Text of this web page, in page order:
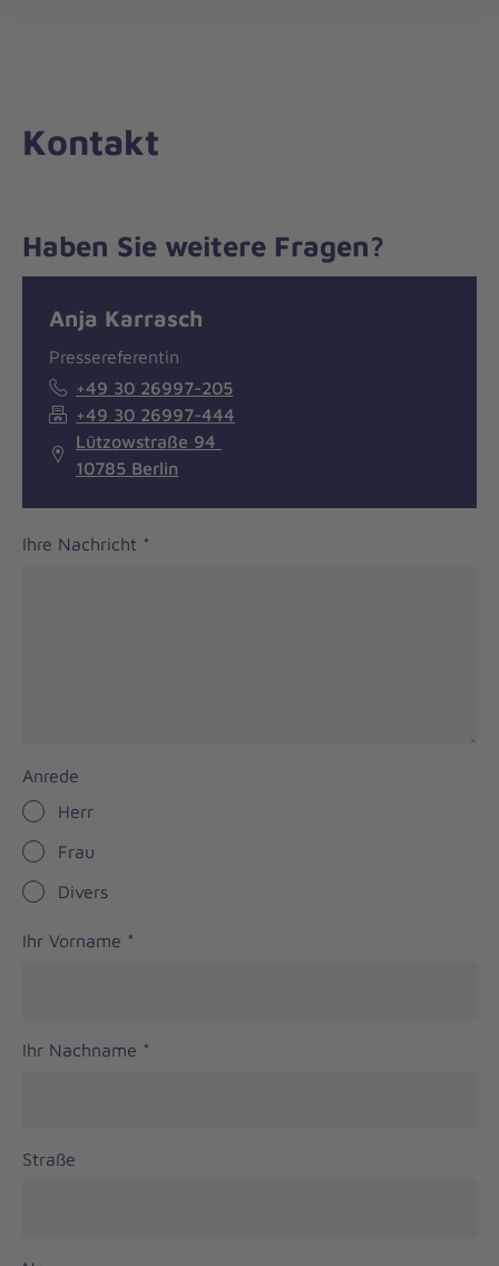
zum
Kontakt
Haben Sie weitere Fragen?
Anja Karrasch
Pressereferentin
+49 30 26997-205
+49 30 26997-444
Lützowstraße 94
10785 Berlin
Ihre Nachricht *
Anrede
Herr
Frau
Divers
Ihr Vorname *
Ihr Nachname *
Straße